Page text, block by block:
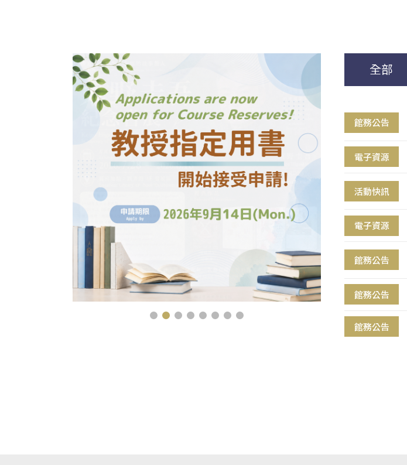
全部
館務公告
電子資源
活動快訊
電子資源
館務公告
館務公告
館務公告